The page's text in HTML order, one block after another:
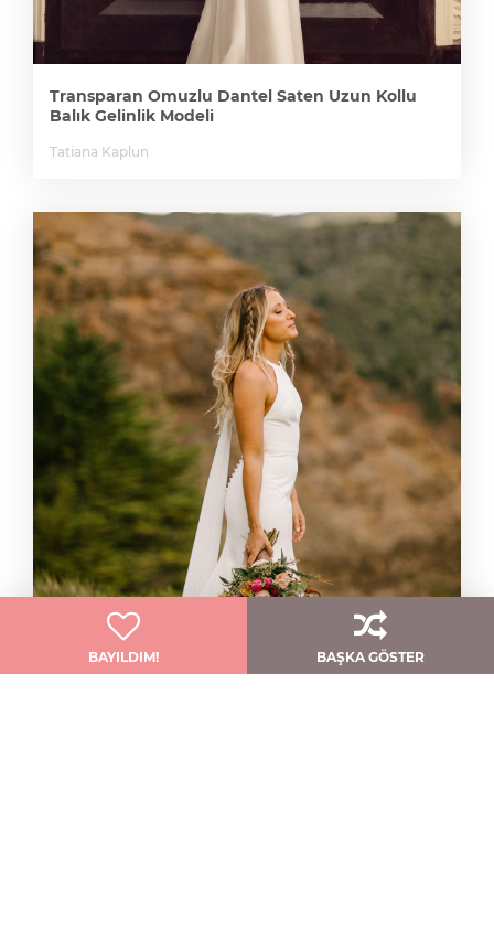
BAYILDIM! BAŞKA GÖSTER
Transparan Omuzlu Dantel Saten Uzun Kollu
Balık Gelinlik Modeli
Tatiana Kaplun